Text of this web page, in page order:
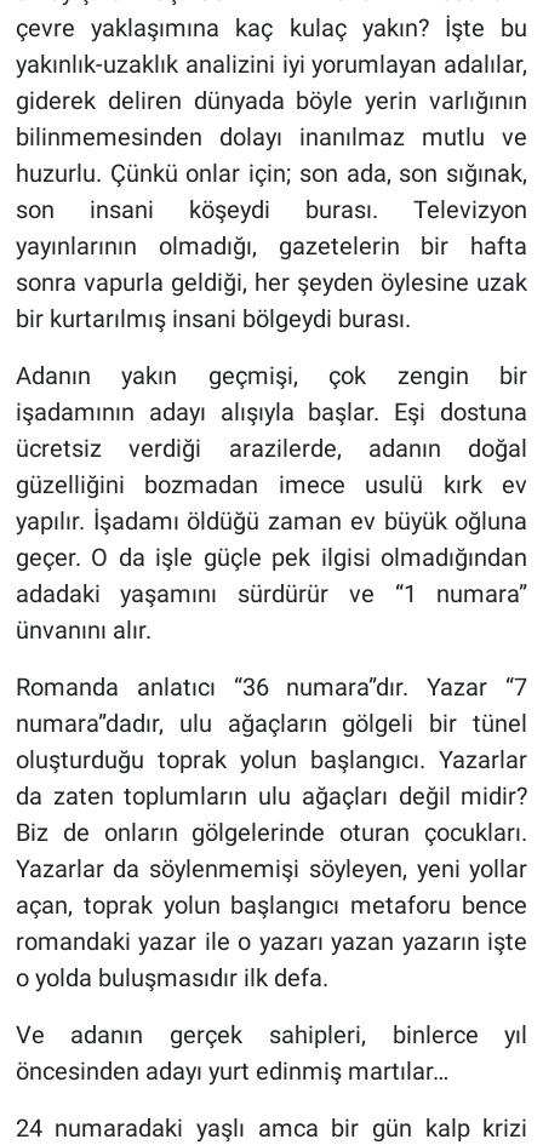
çevre yaklaşımına kaç kulaç yakın? İşte bu
yakınlık-uzaklık analizini iyi yorumlayan adalılar,
giderek deliren dünyada böyle yerin varlığının
bilinmemesinden dolayı inanılmaz mutlu ve
huzurlu. Çünkü onlar için; son ada, son sığınak,
son insani köşeydi burası. Televizyon
yayınlarının olmadığı, gazetelerin bir hafta
sonra vapurla geldiği, her şeyden öylesine uzak
bir kurtarılmış insani bölgeydi burası.
Adanın yakın geçmişi, çok zengin bir
işadamının adayı alışıyla başlar. Eşi dostuna
ücretsiz verdiği arazilerde, adanın doğal
güzelliğini bozmadan imece usulü kırk ev
yapılır. İşadamı öldüğü zaman ev büyük oğluna
geçer. O da işle güçle pek ilgisi olmadığından
adadaki yaşamını sürdürür ve “1 numara”
ünvanını alır.
Romanda anlatıcı “36 numara”dır. Yazar “7
numara”dadır, ulu ağaçların gölgeli bir tünel
oluşturduğu toprak yolun başlangıcı. Yazarlar
da zaten toplumların ulu ağaçları değil midir?
Biz de onların gölgelerinde oturan çocukları.
Yazarlar da söylenmemişi söyleyen, yeni yollar
açan, toprak yolun başlangıcı metaforu bence
romandaki yazar ile o yazarı yazan yazarın işte
o yolda buluşmasıdır ilk defa.
Ve adanın gerçek sahipleri, binlerce yıl
öncesinden adayı yurt edinmiş martılar…
24 numaradaki yaşlı amca bir gün kalp krizi